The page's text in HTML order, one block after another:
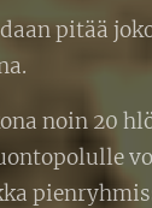
pitää
noin 20